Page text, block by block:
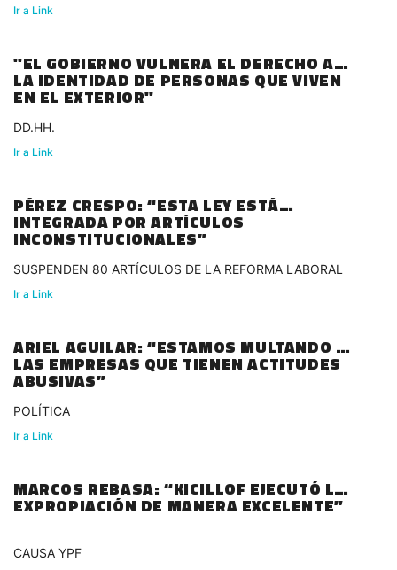
Ir a Link
"EL GOBIERNO VULNERA EL DERECHO A
LA IDENTIDAD DE PERSONAS QUE VIVEN
EN EL EXTERIOR"
DD.HH.
Ir a Link
PÉREZ CRESPO: “ESTA LEY ESTÁ
INTEGRADA POR ARTÍCULOS
INCONSTITUCIONALES”
SUSPENDEN 80 ARTÍCULOS DE LA REFORMA LABORAL
Ir a Link
ARIEL AGUILAR: “ESTAMOS MULTANDO A
LAS EMPRESAS QUE TIENEN ACTITUDES
ABUSIVAS”
POLÍTICA
Ir a Link
MARCOS REBASA: “KICILLOF EJECUTÓ LA
EXPROPIACIÓN DE MANERA EXCELENTE”
CAUSA YPF